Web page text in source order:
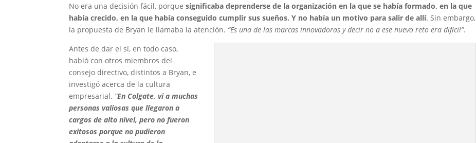
No era una decisión fácil, porquesignificaba deprenderse de la organización en la que se había formado, en la que
había crecido, en la que había conseguido cumplir sus sueños. Y no había un motivo para salir de allí. Sin embargo,
la propuesta de Bryan le llamaba la atención. “Es una de las marcas innovadoras y decir no a ese nuevo reto era difícil”.
Antes de dar el sí, en todo caso,
habló con otros miembros del
consejo directivo, distintos a Bryan, e
investigó acerca de la cultura
empresarial. “En Colgate, vi a muchas
personas valiosas que llegaron a
cargos de alto nivel, pero no fueron
exitosos porque no pudieron